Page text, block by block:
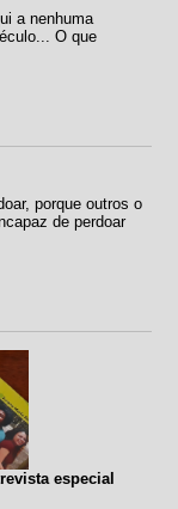
a nenhuma
O que
porque outros o
de perdoar
especial